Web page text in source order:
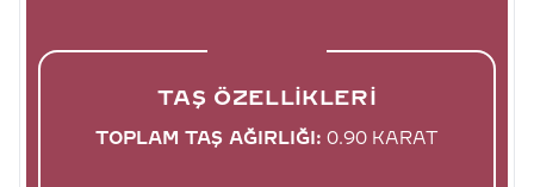
TAŞ ÖZELLIKLERI
TOPLAM TAŞ AĞIRLIĞI: 0.90 KARAT